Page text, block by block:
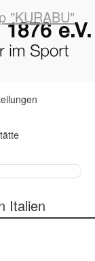
"KURABU"
werden
Italien